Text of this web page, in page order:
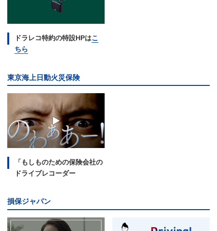
ドラレコ特約の特設HPはこ
ちら
東京海上日動火災保険
「もしものための保険会社の
ドライブレコーダー
損保ジャパン